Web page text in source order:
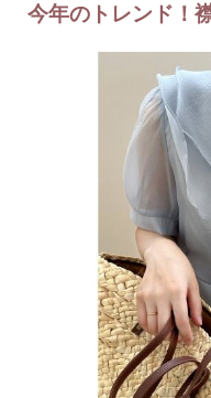
今年のトレンド！